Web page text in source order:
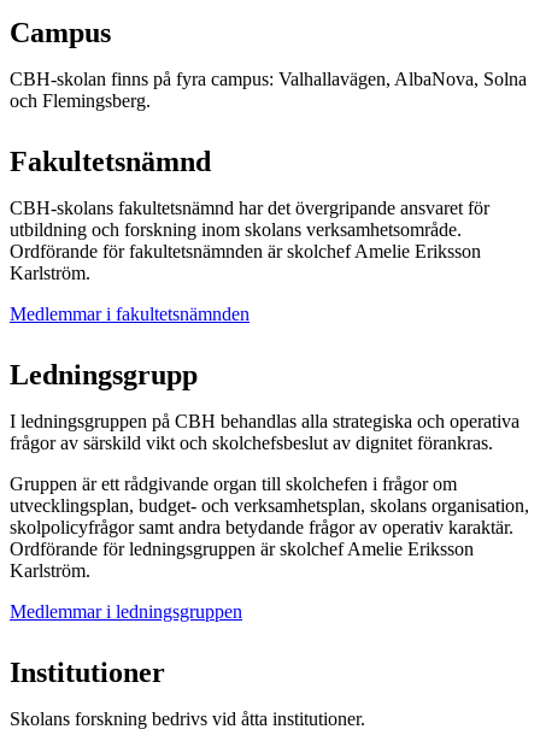
Campus
CBH-skolan finns på fyra campus: Valhallavägen, AlbaNova, Solna
och Flemingsberg.
Fakultetsnämnd
CBH-skolans fakultetsnämnd har det övergripande ansvaret för
utbildning och forskning inom skolans verksamhetsområde.
Ordförande för fakultetsnämnden är skolchef Amelie Eriksson
Karlström.
Medlemmar i fakultetsnämnden
Ledningsgrupp
I ledningsgruppen på CBH behandlas alla strategiska och operativa
frågor av särskild vikt och skolchefsbeslut av dignitet förankras.
Gruppen är ett rådgivande organ till skolchefen i frågor om
utvecklingsplan, budget- och verksamhetsplan, skolans organisation,
skolpolicyfrågor samt andra betydande frågor av operativ karaktär.
Ordförande för ledningsgruppen är skolchef Amelie Eriksson
Karlström.
Medlemmar i ledningsgruppen
Institutioner
Skolans forskning bedrivs vid åtta institutioner.